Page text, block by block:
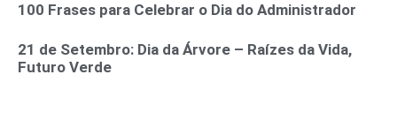
100 Frases para Celebrar o Dia do Administrador
21 de Setembro: Dia da Árvore – Raízes da Vida,
Futuro Verde